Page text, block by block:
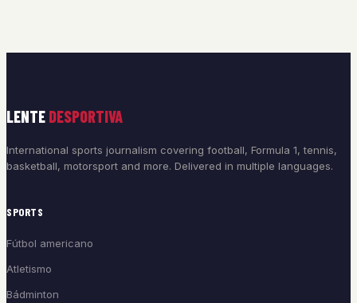
LENTE DESPORTIVA
International sports journalism covering football, Formula 1, tennis,
basketball, motorsport and more. Delivered in multiple languages.
SPORTS
Fútbol americano
Atletismo
Bádminton